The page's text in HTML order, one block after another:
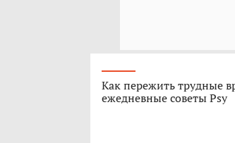
Как пережить трудные
ежедневные советы Psy